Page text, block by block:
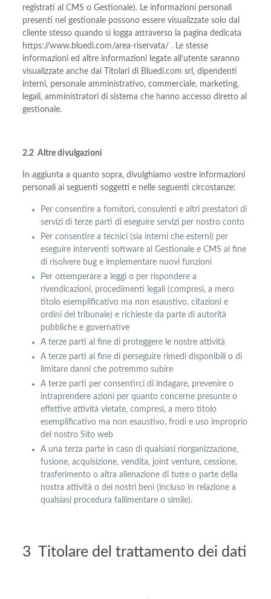
registrati al CMS o Gestionale). Le informazioni personali
presenti nel gestionale possono essere visualizzate solo dal
cliente stesso quando si logga attraverso la pagina dedicata
https://www.bluedi.com/area-riservata/ . Le stesse
informazioni ed altre informazioni legate all’utente saranno
visualizzate anche dai Titolari di Bluedi.com srl, dipendenti
interni, personale amministrativo, commerciale, marketing,
legali, amministratori di sistema che hanno accesso diretto al
gestionale.
2.2 Altre divulgazioni
In aggiunta a quanto sopra, divulghiamo vostre informazioni
personali ai seguenti soggetti e nelle seguenti circostanze:
Per consentire a fornitori, consulenti e altri prestatori di
servizi di terze parti di eseguire servizi per nostro conto
Per consentire a tecnici (sia interni che esterni) per
eseguire interventi software al Gestionale e CMS al fine
di risolvere bug e implementare nuovi funzioni
Per ottemperare a leggi o per rispondere a
rivendicazioni, procedimenti legali (compresi, a mero
titolo esemplificativo ma non esaustivo, citazioni e
ordini del tribunale) e richieste da parte di autorità
pubbliche e governative
A terze parti al fine di proteggere le nostre attività
A terze parti al fine di perseguire rimedi disponibili o di
limitare danni che potremmo subire
A terze parti per consentirci di indagare, prevenire o
intraprendere azioni per quanto concerne presunte o
effettive attività vietate, compresi, a mero titolo
esemplificativo ma non esaustivo, frodi e uso improprio
del nostro Sito web
A una terza parte in caso di qualsiasi riorganizzazione,
fusione, acquisizione, vendita, joint venture, cessione,
trasferimento o altra alienazione di tutte o parte della
nostra attività o dei nostri beni (incluso in relazione a
qualsiasi procedura fallimentare o simile).
3 Titolare del trattamento dei dati